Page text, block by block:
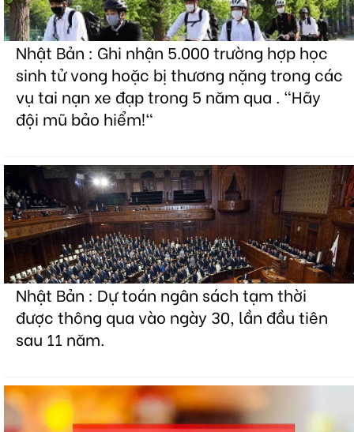
Nhật Bản : Ghi nhận 5.000 trường hợp học
sinh tử vong hoặc bị thương nặng trong các
vụ tai nạn xe đạp trong 5 năm qua . "Hãy
đội mũ bảo hiểm!"
Nhật Bản : Dự toán ngân sách tạm thời
được thông qua vào ngày 30, lần đầu tiên
sau 11 năm.